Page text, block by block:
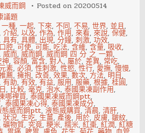
威而鋼 Posted on20200514
議題
一種,一起,下來,不同,不易,世界,並且,
介紹,以及,作為,作用,來看,來說,保健,
具有,具體, 出現,分鐘,刺激,功效,
口腔,可使,可能, 吃法,含維,含量, 吸收,
威而,威而鋼,威而鋼 四 分 之 一顆,
神,容顏, 富含,對人,屬於,差異, 常吃,
素,必須,性刺激,性慾,性行, 愛撫,慢慢,
薦,擁抱, 改善,效果,數次, 方法, 明目,
有助,有效,有益,服用,服藥,根據,桂圓,
, 比較,毫克,泡水,泰國果凍副作用,
哪裡買,泰國果凍威而鋼ptt,
,泰國果凍心得,泰國果凍成分,
態威而鋼ptt,液態威購買,清晨,清肝,
狀況,生吃,生薑,產後, 用於,皮膚,皺紋,
礦物質, 究竟,粳米,糯米,紅棗,紅潤,紅糖